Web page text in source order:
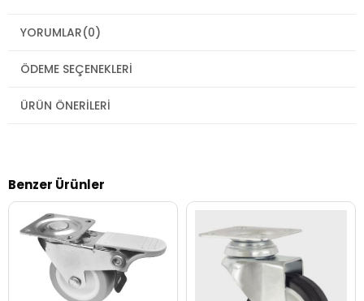
YORUMLAR(0)
ÖDEME SEÇENEKLERI
ÜRÜN ÖNERILERI
Benzer Ürünler